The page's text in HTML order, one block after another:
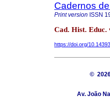
Cadernos
Print version ISSN
Cad. Hist. Educ.
https://doi.org/
©
Av. João